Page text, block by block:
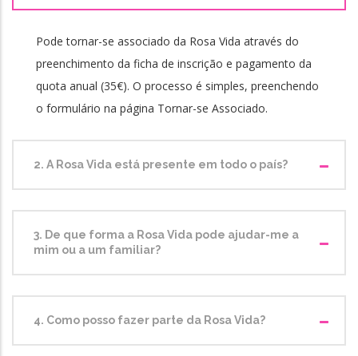
Pode tornar-se associado da Rosa Vida através do
preenchimento da ficha de inscrição e pagamento da
quota anual (35€). O processo é simples, preenchendo
o formulário na página Tornar-se Associado.
2. A Rosa Vida está presente em todo o país?
3. De que forma a Rosa Vida pode ajudar-me a
mim ou a um familiar?
4. Como posso fazer parte da Rosa Vida?